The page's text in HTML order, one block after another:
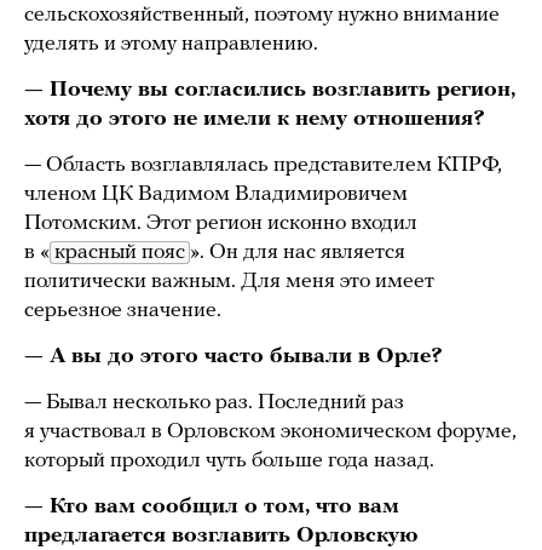
сельскохозяйственный, поэтому нужно внимание
уделять и этому направлению.
— Почему вы согласились возглавить регион,
хотя до этого не имели к нему отношения?
— Область возглавлялась представителем КПРФ,
членом ЦК Вадимом Владимировичем
Потомским. Этот регион исконно входил
в « красный пояс ». Он для нас является
политически важным. Для меня это имеет
серьезное значение.
— А вы до этого часто бывали в Орле?
— Бывал несколько раз. Последний раз
я участвовал в Орловском экономическом форуме,
который проходил чуть больше года назад.
— Кто вам сообщил о том, что вам
предлагается возглавить Орловскую